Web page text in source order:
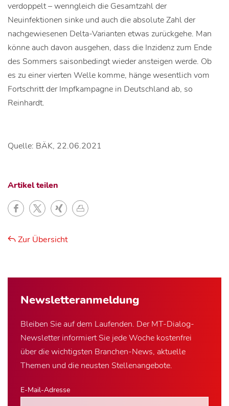
Newsletter­anmeldung
Bleiben Sie auf dem Laufenden. Der MT-Dialog-
Newsletter informiert Sie jede Woche kostenfrei
über die wichtigsten Branchen-News, aktuelle
Themen und die neusten Stellenangebote.
E-Mail-Adresse
verdoppelt – wenngleich die Gesamtzahl der
Neuinfektionen sinke und auch die absolute Zahl der
nachgewiesenen Delta-Varianten etwas zurückgehe. Man
könne auch davon ausgehen, dass die Inzidenz zum Ende
des Sommers saisonbedingt wieder ansteigen werde. Ob
es zu einer vierten Welle komme, hänge wesentlich vom
Fortschritt der Impfkampagne in Deutschland ab, so
Reinhardt.
Quelle: BÄK, 22.06.2021
Artikel teilen
Zur Übersicht